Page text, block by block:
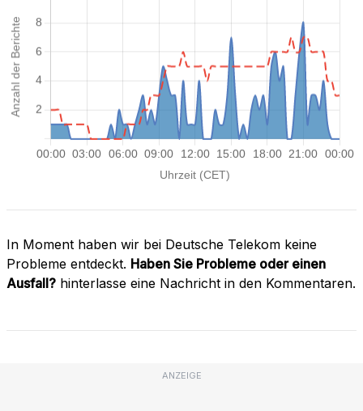
In Moment haben wir bei Deutsche Telekom keine
Probleme entdeckt. Haben Sie Probleme oder einen
Ausfall? hinterlasse eine Nachricht in den Kommentaren.
ANZEIGE